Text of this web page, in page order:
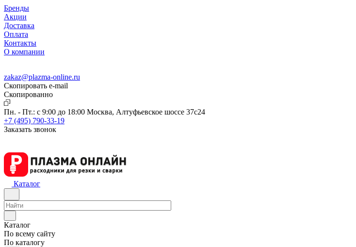
Бренды
Акции
Доставка
Оплата
Контакты
О компании
zakaz@plazma-online.ru
Скопировать e-mail
Cкопированно
Пн. - Пт.: с 9:00 до 18:00 Москва, Алтуфьевское шоссе 37с24
+7 (495) 790-33-19
Заказать звонок
Каталог
Каталог
По всему сайту
По каталогу